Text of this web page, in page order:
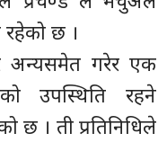
रहेको छ ।
अन्यसमेत गरेर एक
उपस्थिति रहने
छ । ती प्रतिनिधिले